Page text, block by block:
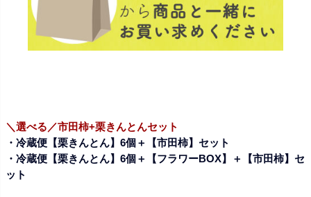
＼選べる／市田柿+栗きんとんセット
・冷蔵便【栗きんとん】6個＋【市田柿】セット
・冷蔵便【栗きんとん】6個＋【フラワーBOX】＋【市田柿】セ
ット